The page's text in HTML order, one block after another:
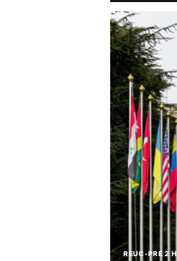
REUC•PRE 2 H